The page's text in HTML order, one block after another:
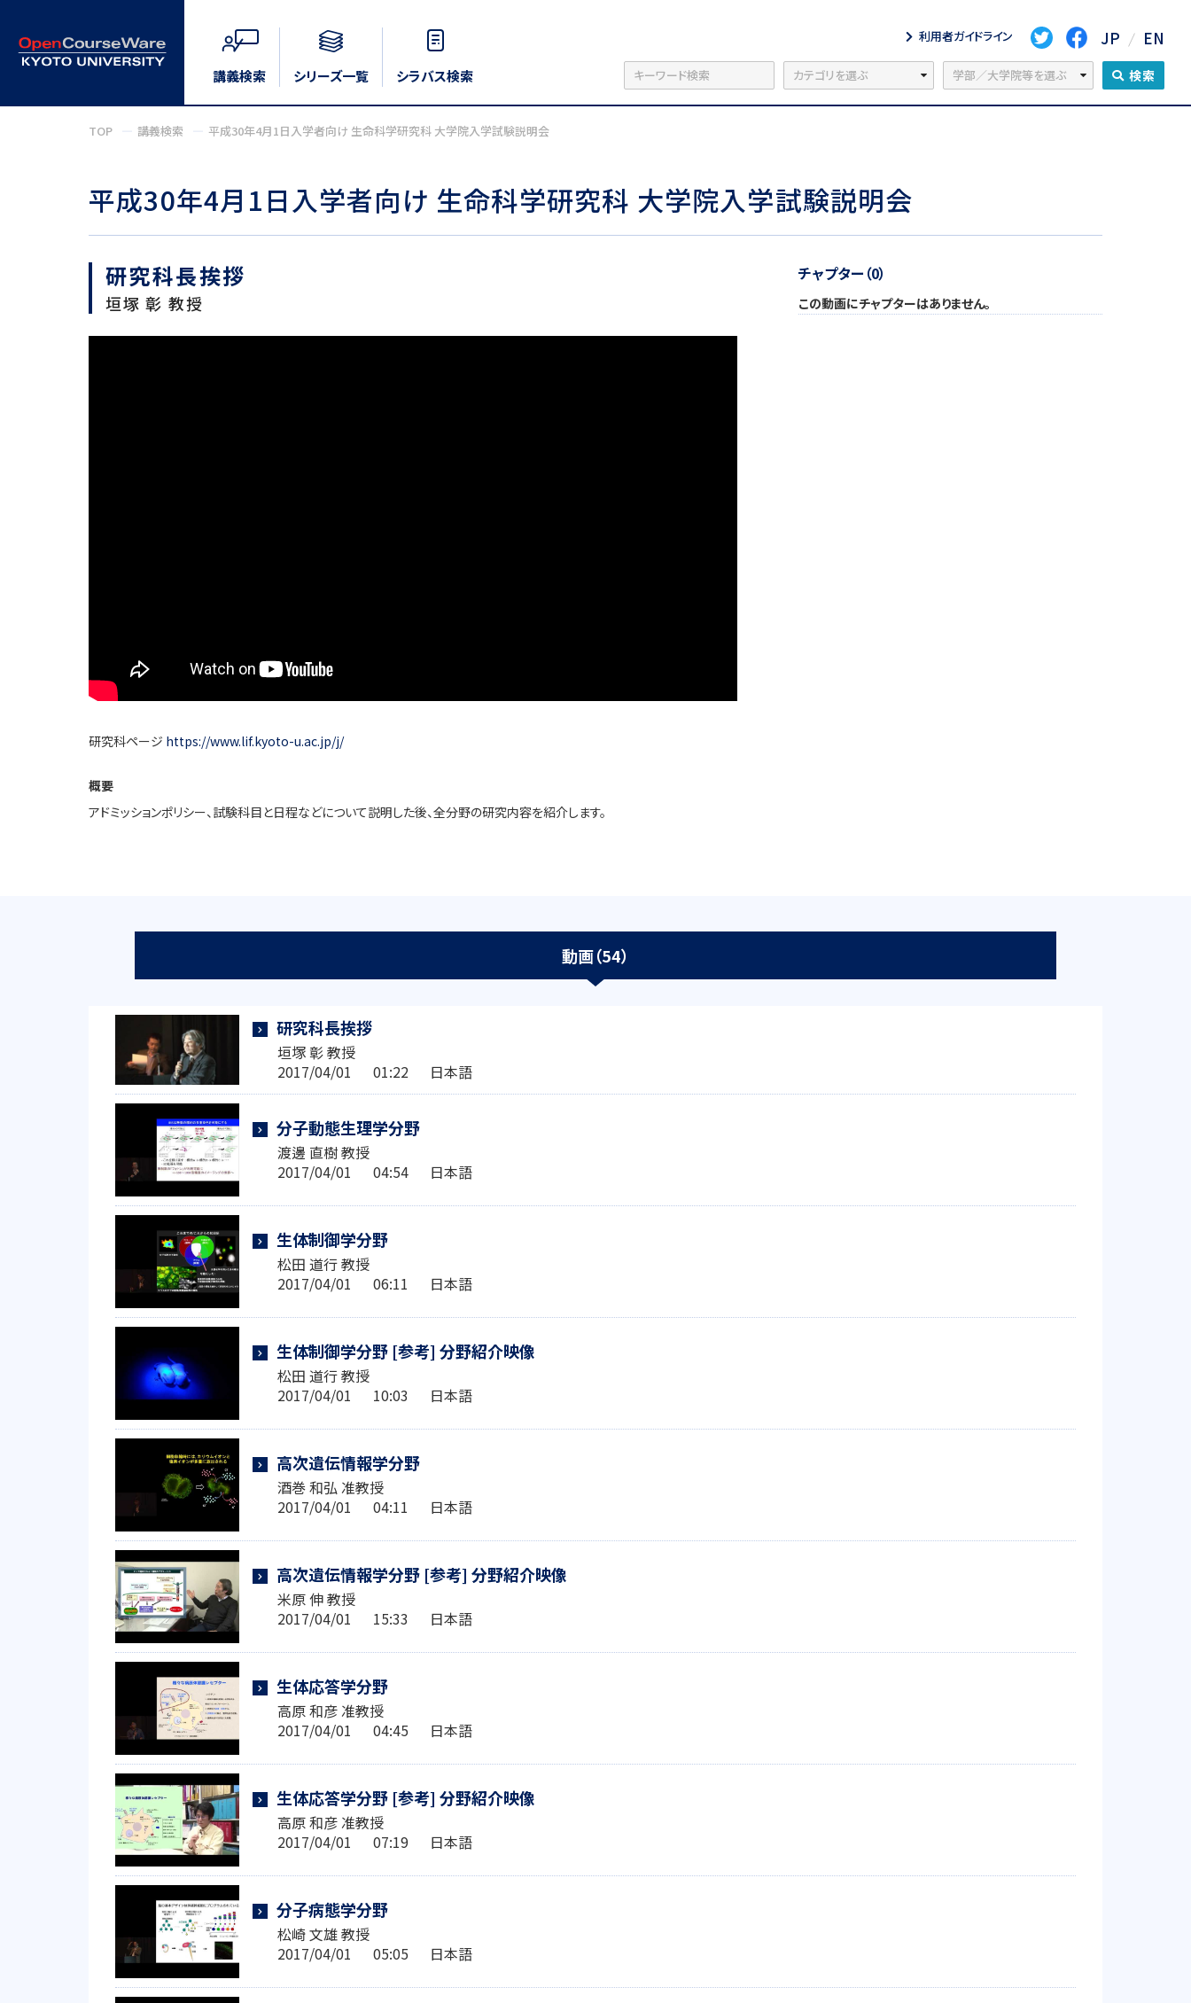
講義検索 シリーズ一覧 シラバス検索
利用者ガイドライン JP EN
検索
TOP 講義検索 平成30年4月1日入学者向け 生命科学研究科 大学院入学試験説明会
平成30年4月1日入学者向け 生命科学研究科 大学院入学試験説明会
研究科長挨拶
垣塚 彰 教授
チャプター（0）
この動画にチャプターはありません。
研究科ページ https://www.lif.kyoto-u.ac.jp/j/
概要
アドミッションポリシー、試験科目と日程などについて説明した後、全分野の研究内容を紹介します。
動画（54）
研究科長挨拶
垣塚 彰 教授
2017/04/01 01:22 日本語
分子動態生理学分野
渡邊 直樹 教授
2017/04/01 04:54 日本語
生体制御学分野
松田 道行 教授
2017/04/01 06:11 日本語
生体制御学分野 [参考] 分野紹介映像
松田 道行 教授
2017/04/01 10:03 日本語
高次遺伝情報学分野
酒巻 和弘 准教授
2017/04/01 04:11 日本語
高次遺伝情報学分野 [参考] 分野紹介映像
米原 伸 教授
2017/04/01 15:33 日本語
生体応答学分野
高原 和彦 准教授
2017/04/01 04:45 日本語
生体応答学分野 [参考] 分野紹介映像
高原 和彦 准教授
2017/04/01 07:19 日本語
分子病態学分野
松崎 文雄 教授
2017/04/01 05:05 日本語